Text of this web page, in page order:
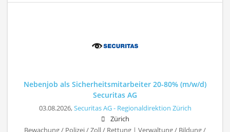
Nebenjob als Sicherheitsmitarbeiter 20-80% (m/w/d)
Securitas AG
03.08.2026,Securitas AG - Regionaldirektion Zürich
Zürich
Bewachung / Polizei / Zoll / Rettung | Verwaltung / Bildung /